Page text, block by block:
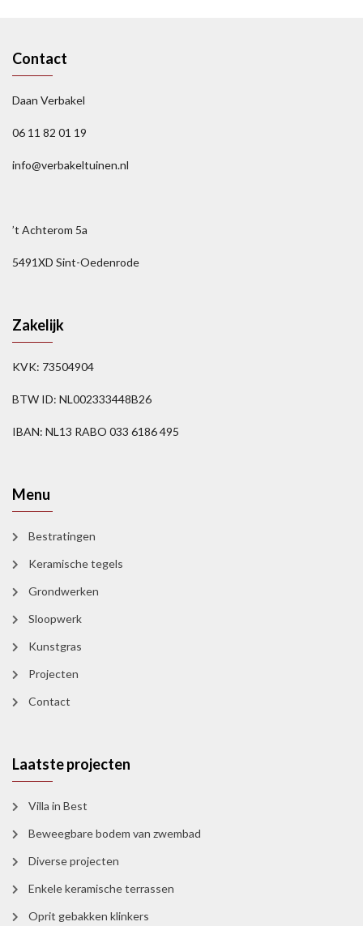
Contact
Daan Verbakel
06 11 82 01 19
info@verbakeltuinen.nl
’t Achterom 5a
5491XD Sint-Oedenrode
Zakelijk
KVK: 73504904
BTW ID: NL002333448B26
IBAN: NL13 RABO 033 6186 495
Menu
Bestratingen
Keramische tegels
Grondwerken
Sloopwerk
Kunstgras
Projecten
Contact
Laatste projecten
Villa in Best
Beweegbare bodem van zwembad
Diverse projecten
Enkele keramische terrassen
Oprit gebakken klinkers